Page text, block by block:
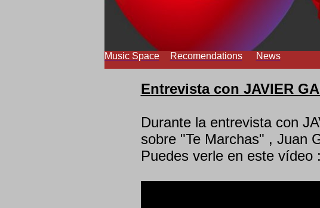
Music Space Recomendations News
Entrevista con JAVIER
Durante la entrevista con
sobre "Te Marchas" , Juan
Puedes verle en este vídeo :